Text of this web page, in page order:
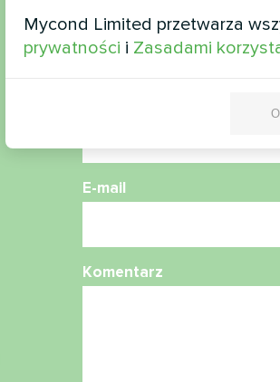
Nazwa
E-mail
Komentarz
Mycond Limited przetwarza
prywatności i Zasadami